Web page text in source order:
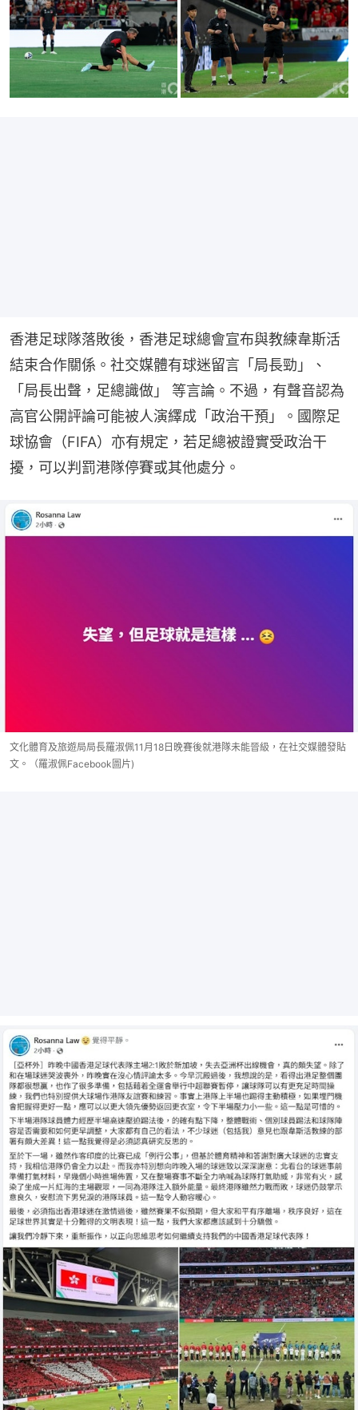
香港足球隊落敗後，香港足球總會宣布與教練韋斯活
結束合作關係。社交媒體有球迷留言「局長勁」、
「局長出聲，足總識做」 等言論。不過，有聲音認為
高官公開評論可能被人演繹成「政治干預」。國際足
球協會（FIFA）亦有規定，若足總被證實受政治干
擾，可以判罰港隊停賽或其他處分。
文化體育及旅遊局局長羅淑佩11月18日晚賽後就港隊未能晉級，在社交媒體發貼
文。（羅淑佩Facebook圖片)